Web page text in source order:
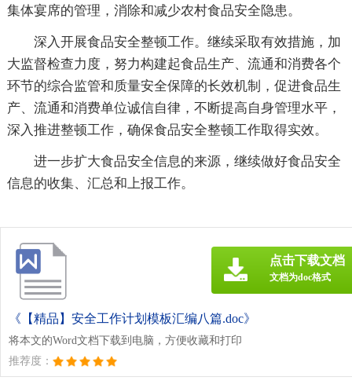
集体宴席的管理，消除和减少农村食品安全隐患。
深入开展食品安全整顿工作。继续采取有效措施，加
大监督检查力度，努力构建起食品生产、流通和消费各个
环节的综合监管和质量安全保障的长效机制，促进食品生
产、流通和消费单位诚信自律，不断提高自身管理水平，
深入推进整顿工作，确保食品安全整顿工作取得实效。
进一步扩大食品安全信息的来源，继续做好食品安全
信息的收集、汇总和上报工作。
《【精品】安全工作计划模板汇编八篇.doc》
将本文的Word文档下载到电脑，方便收藏和打印
推荐度：
点击下载文档
文档为doc格式